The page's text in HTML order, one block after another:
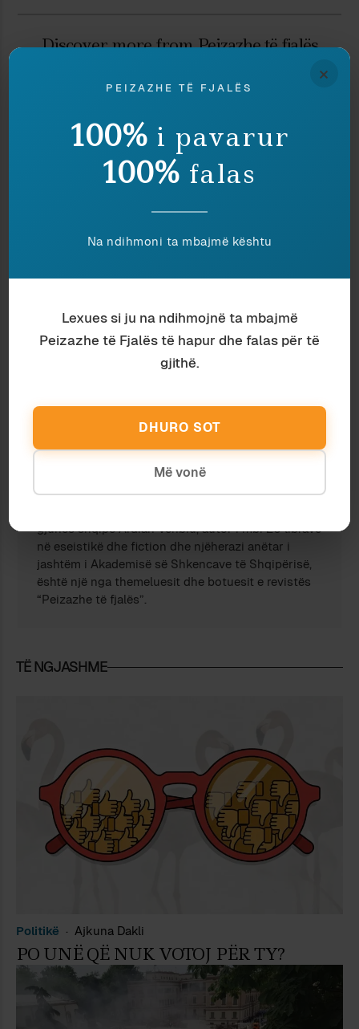
Discover more from Peizazhe të fjalës
Subscribe to get the latest posts sent to your email.
Ndaj Ruaj
përpjekjet tona.
Ardian Vehbiu
gjuhës shqipe Ardian Vehbiu, autor i mbi 20 librave
në eseistikë dhe fiction dhe njëherazi anëtar i
jashtëm i Akademisë së Shkencave të Shqipërisë,
është një nga themeluesit dhe botuesit e revistës
“Peizazhe të fjalës”.
TË NGJASHME
Politikë Ajkuna Dakli
PO UNË QË NUK VOTOJ PËR TY?
×
PEIZAZHE TË FJALËS
100% i pavarur
100% falas
Na ndihmoni ta mbajmë kështu
Lexues si ju na ndihmojnë ta mbajmë
Peizazhe të Fjalës të hapur dhe falas për të
gjithë.
DHURO SOT
Më vonë